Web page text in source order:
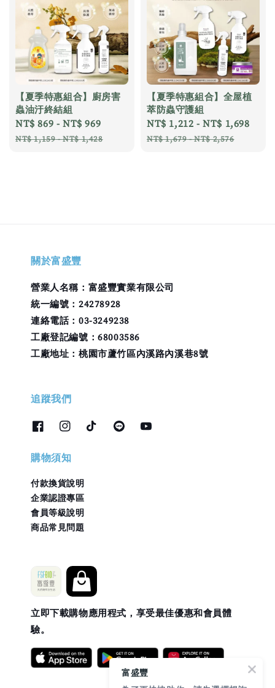
【夏季特惠組合】廚房害
蟲油汙終結組
Sale
price
NT$ 869 -NT$ 969
NT$ 1,159-NT$ 1,428
【夏季特惠組合】全屋植
萃防蟲守護組
Sale
price
NT$ 1,212 -NT$ 1,698
NT$ 1,679-NT$ 2,576
關於富盛豐
營業人名稱：富盛豐實業有限公司
統一編號：24278928
連絡電話：03-3249238
工廠登記編號：68003586
工廠地址：桃園市蘆竹區內溪路內溪巷8號
追蹤我們
購物須知
付款換貨說明
企業認證專區
會員等級說明
商品常見問題
立即下載購物應用程式，享受最佳優惠和會員體
驗。
富盛豐